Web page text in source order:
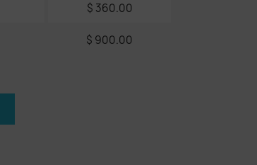
$ 360.00
$ 900.00